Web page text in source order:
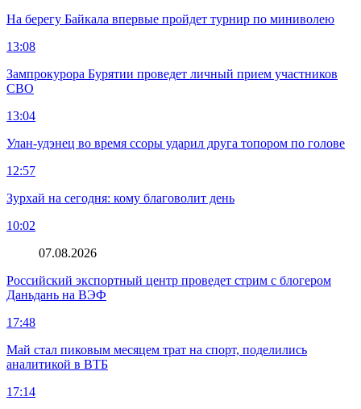
На берегу Байкала впервые пройдет турнир по миниволею
13:08
Зампрокурора Бурятии проведет личный прием участников
СВО
13:04
Улан-удэнец во время ссоры ударил друга топором по голове
12:57
Зурхай на сегодня: кому благоволит день
10:02
07.08.2026
Российский экспортный центр проведет стрим с блогером
Даньдань на ВЭФ
17:48
Май стал пиковым месяцем трат на спорт, поделились
аналитикой в ВТБ
17:14